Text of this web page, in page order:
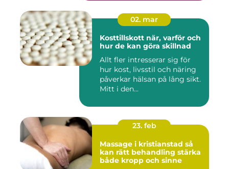
02. mar
Kosttillskott när, varför och
hur de kan göra skillnad
Allt fler intresserar sig för
hur kost, livsstil och näring
påverkar hälsan på lång sikt.
Mitt i den...
23. feb
Massage i kristianstad så
kan rätt behandling stärka
både kropp och sinne